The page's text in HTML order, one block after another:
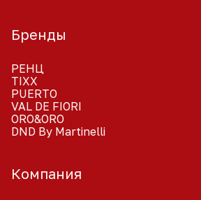
Бренды
РЕНЦ
TIXX
PUERTO
VAL DE FIORI
ORO&ORO
DND By Martinelli
Компания